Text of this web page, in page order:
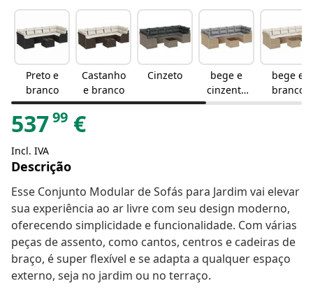
Preto e
branco
Castanho
e branco
Cinzeto
bege e
cinzento
claro
bege e
branco
53799 €
Incl. IVA
Descrição
Esse Conjunto Modular de Sofás para Jardim vai elevar
sua experiência ao ar livre com seu design moderno,
oferecendo simplicidade e funcionalidade. Com várias
peças de assento, como cantos, centros e cadeiras de
braço, é super flexível e se adapta a qualquer espaço
externo, seja no jardim ou no terraço.